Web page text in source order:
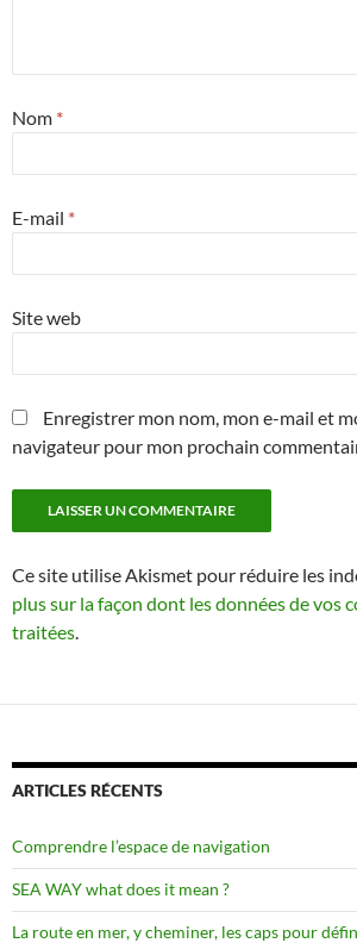
Nom *
E-mail *
Site web
Enregistrer mon nom, mon e-mail et
navigateur pour mon prochain
Ce site utilise Akismet pour réduire les
plus sur la façon dont les données de vos
traitées.
ARTICLES RÉCENTS
Comprendre l’espace de navigation
SEA WAY what does it mean ?
La route en mer, y cheminer, les caps pour